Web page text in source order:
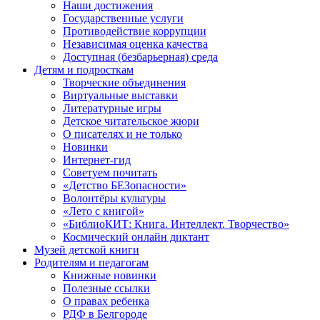
Наши достижения
Государственные услуги
Противодействие коррупции
Независимая оценка качества
Доступная (безбарьерная) среда
Детям и подросткам
Творческие объединения
Виртуальные выставки
Литературные игры
Детское читательское жюри
О писателях и не только
Новинки
Интернет-гид
Советуем почитать
«Детство БЕЗопасности»
Волонтёры культуры
«Лето с книгой»
«БиблиоКИТ: Книга. Интеллект. Творчество»
Космический онлайн диктант
Музей детской книги
Родителям и педагогам
Книжные новинки
Полезные ссылки
О правах ребенка
РДФ в Белгороде